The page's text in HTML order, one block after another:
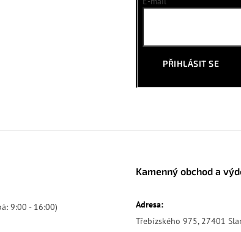
PŘIHLÁSIT SE
Kamenný obchod a
Adresa:
Třebízského 975, 27401